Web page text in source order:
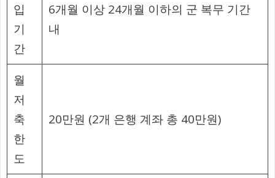
입
기
간
6개월 이상 24개월 이하의 군 복무 기간
내
월
저
축
한
도
20만원 (2개 은행 계좌 총 40만원)